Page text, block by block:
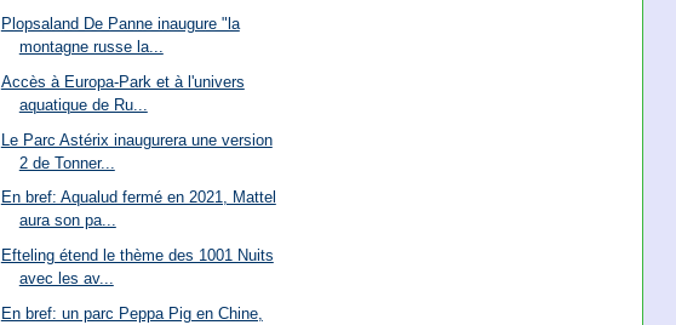
Plopsaland De Panne inaugure "la
montagne russe la...
Accès à Europa-Park et à l'univers
aquatique de Ru...
Le Parc Astérix inaugurera une version
2 de Tonner...
En bref: Aqualud fermé en 2021, Mattel
aura son pa...
Efteling étend le thème des 1001 Nuits
avec les av...
En bref: un parc Peppa Pig en Chine,